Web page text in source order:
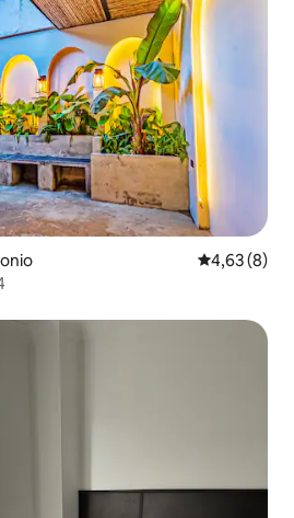
Gemiddelde
4,63 (8)